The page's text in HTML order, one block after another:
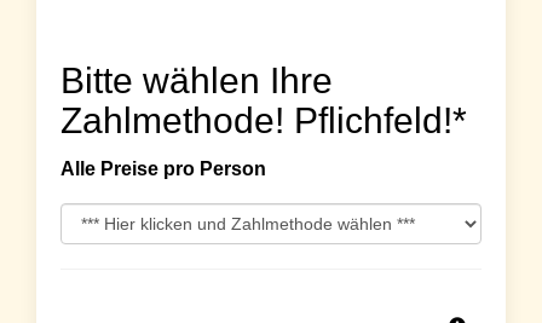
Bitte wählen Ihre
Zahlmethode! Pflichfeld!*
Alle Preise pro Person